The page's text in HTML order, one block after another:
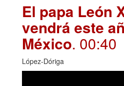
El papa León
vendrá este
México. 00:40
López-Dóriga